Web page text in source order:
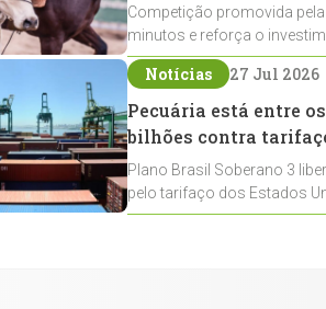
Competição promovida
minutos e reforça o
Crioulos voltados ao laço
Notícias 27 Jul 2026
Pecuária está entre
bilhões contra
Plano Brasil Soberano 3
pelo tarifaço dos Estados
contemplados